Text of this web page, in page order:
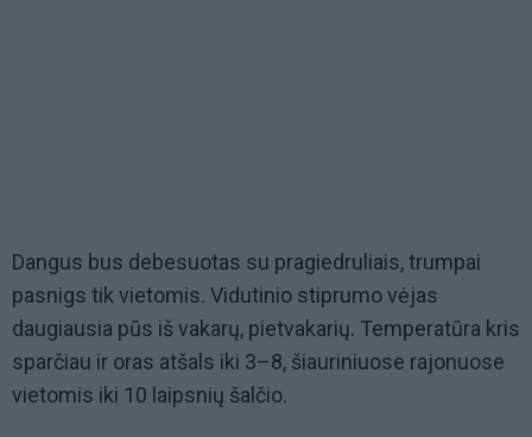
Dangus bus debesuotas su pragiedruliais, trumpai
pasnigs tik vietomis. Vidutinio stiprumo vėjas
daugiausia pūs iš vakarų, pietvakarių. Temperatūra kris
sparčiau ir oras atšals iki 3–8, šiauriniuose rajonuose
vietomis iki 10 laipsnių šalčio.